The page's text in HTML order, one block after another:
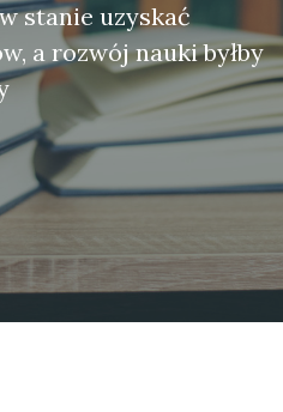
stanie uzyskać
a rozwój nauki byłby